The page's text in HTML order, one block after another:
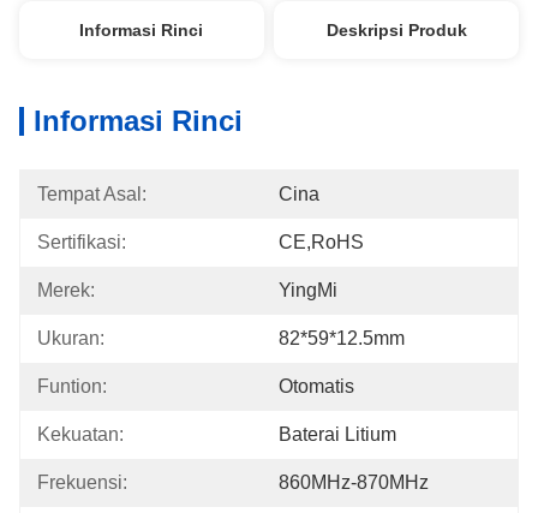
Informasi Rinci Deskripsi Produk
Informasi Rinci
Tempat Asal: Cina
Sertifikasi: CE,RoHS
Merek: YingMi
Ukuran: 82*59*12.5mm
Funtion: Otomatis
Kekuatan: Baterai Litium
Frekuensi: 860MHz-870MHz